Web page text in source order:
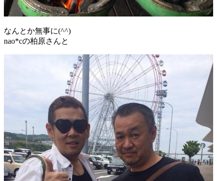
なんとか無事に(^^)
nao*cの柏原さんと